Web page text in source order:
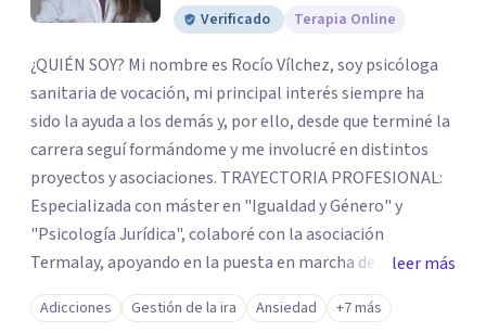
Verificado
Terapia Online
¿QUIÉN SOY? Mi nombre es Rocío Vílchez, soy psicóloga
sanitaria de vocación, mi principal interés siempre ha
sido la ayuda a los demás y, por ello, desde que terminé la
carrera seguí formándome y me involucré en distintos
proyectos y asociaciones. TRAYECTORIA PROFESIONAL:
Especializada con máster en "Igualdad y Género" y
"Psicología Jurídica", colaboré con la asociación
Termalay, apoyando en la puesta en marcha de
programas para el apoyo a familias; en Márgenes y
Vínculos, valoración e intervención con menores; en el
leer más
Adicciones Gestión de la ira Ansiedad +7 más